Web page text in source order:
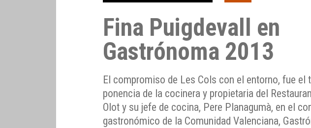
Fina Puigdevall en
Gastrónoma 2013
El compromiso de Les Cols con el entorno, fue el
ponencia de la cocinera y propietaria del
Olot y su jefe de cocina, Pere Planagumà, en el
gastronómico de la Comunidad Valenciana,